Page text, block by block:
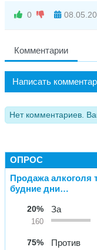
0
Комментарии
Написать
Нет комментариев.
ОПРОС
Продажа алкоголя
будние дни…
20%
160
За
75% Против